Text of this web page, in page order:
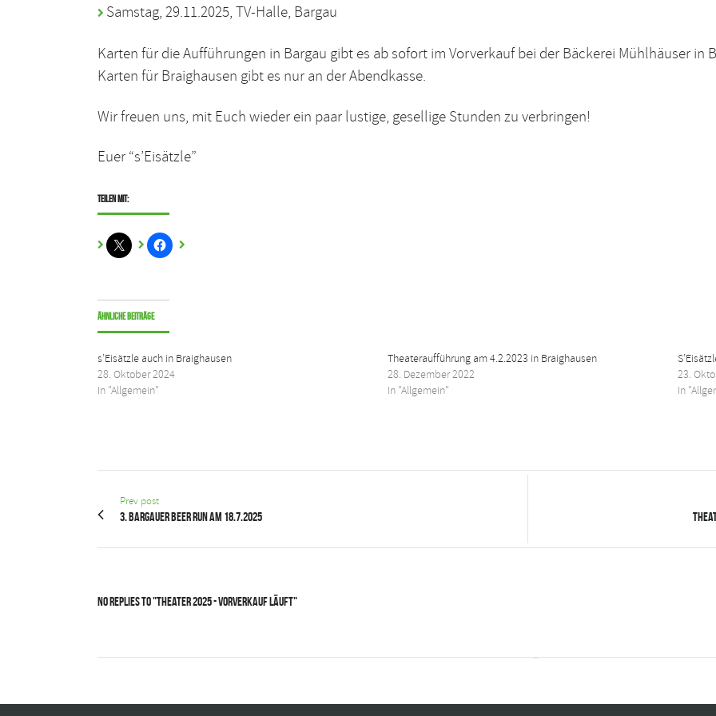
Samstag, 29.11.2025, TV-Halle, Bargau
Karten für die Aufführungen in Bargau gibt es ab sofort im Vorverkauf bei der Bäckerei Mühlhäuser in
Karten für Braighausen gibt es nur an der Abendkasse.
Wir freuen uns, mit Euch wieder ein paar lustige, gesellige Stunden zu verbringen!
Euer “s’Eisätzle”
Teilen mit:
Ähnliche Beiträge
s’Eisätzle auch in Braighausen
28. Oktober 2024
In "Allgemein"
Theateraufführung am 4.2.2023 in Braighausen
28. Dezember 2022
In "Allgemein"
23.
In
Prev post
3. Bargauer Beer Run am 18.7.2025
No Replies to "Theater 2025 - Vorverkauf läuft"